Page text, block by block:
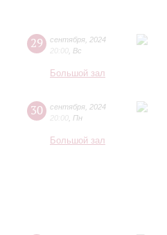
29 сентября 2024
20:00 Вс
Большой зал
30 сентября 2024
20:00 Пн
Большой зал